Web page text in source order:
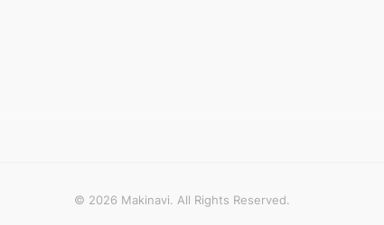
© 2026 Makinavi. All Rights Reserved.